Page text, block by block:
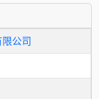
公司